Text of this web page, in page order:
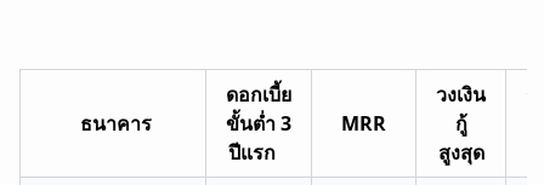
ธนาคาร
ดอกเบี้ย
ขั้นต่ำ 3
ปีแรก
MRR
วงเงิน
กู้
สูงสุด
ร